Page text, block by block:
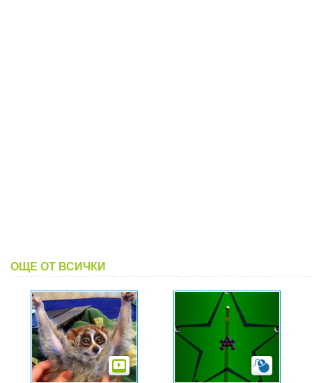
ОЩЕ ОТ ВСИЧКИ